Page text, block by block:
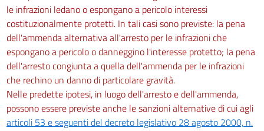
le infrazioni ledano o espongano a pericolo interessi
costituzionalmente protetti. In tali casi sono previste: la pena
dell'ammenda alternativa all'arresto per le infrazioni che
espongano a pericolo o danneggino l'interesse protetto; la pena
dell'arresto congiunta a quella dell'ammenda per le infrazioni
che rechino un danno di particolare gravità.
Nelle predette ipotesi, in luogo dell'arresto e dell'ammenda,
possono essere previste anche le sanzioni alternative di cui agli
articoli 53 e seguenti del decreto legislativo 28 agosto 2000, n.